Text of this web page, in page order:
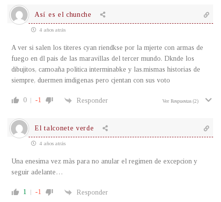
Así es el chunche
4 años atrás
A ver si salen los titeres cyan riendkse por la mjerte con armas de
fuego en dl pais de las maravillas del tercer mundo. Dknde los
dibujitos, camoaña politica interminabke y las.mismas historias de
siempre, duermen imdigenas pero cjentan con sus voto
0 -1 Responder Ver Respuestas (2)
El talconete verde
4 años atrás
Una enesima vez màs para no anular el regimen de excepcion y
seguir adelante…
1 -1 Responder